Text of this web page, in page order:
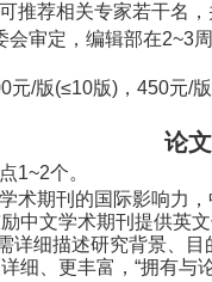
推荐相关专家若干名
会审定，编辑部在2~3周
元/版(≤10版) ，450元/版
论
1~2个。
术期刊的国际影响力
中文学术期刊提供英
详细描述研究背景、
细、更丰富， “拥有与